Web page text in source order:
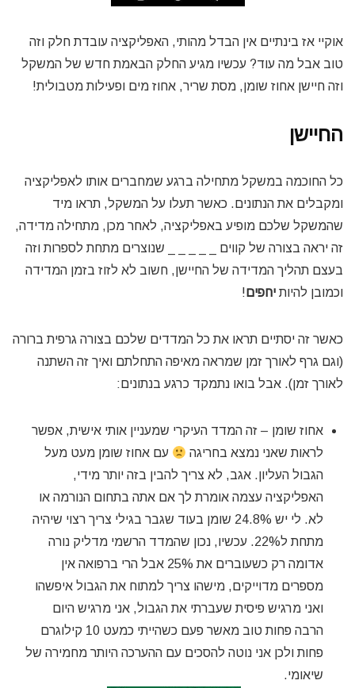
אוקיי אז בינתיים אין הבדל מהותי, האפליקציה עובדת חלק וזה
טוב אבל מה עוד? עכשיו מגיע החלק הבאמת חדש של המשקל
וזה חיישן אחוז שומן, מסת שריר, אחוז מים ופעילות מטבולית!
החיישן
כל החוכמה במשקל מתחילה ברגע שמחברים אותו לאפליקציה
ומקבלים את הנתונים. כאשר תעלו על המשקל, תראו מיד
שהמשקל שלכם מופיע באפליקציה, לאחר מכן, מתחילה מדידה,
זה יראה בצורה של קווים _ _ _ _ _ שנוצרים מתחת לספרות וזה
בעצם תהליך המדידה של החיישן, חשוב לא לזוז בזמן המדידה
וכמובן להיות יחפים!
כאשר זה יסתיים תראו את כל המדדים שלכם בצורה גרפית ברורה
(וגם גרף לאורך זמן שמראה מאיפה התחלתם ואיך זה השתנה
לאורך זמן). אבל בואו נתמקד כרגע בנתונים:
אחוז שומן – זה המדד העיקרי שמעניין אותי אישית, אפשר
לראות שאני נמצא בחריגה
עם אחוז שומן מעט מעל
הגבול העליון. אגב, לא צריך להבין בזה יותר מידי,
האפליקציה עצמה אומרת לך אם אתה בתחום הנורמה או
לא. לי יש 24.8% שומן בעוד שגבר בגילי צריך רצוי שיהיה
מתחת ל22%. עכשיו, נכון שהמדד הרשמי מדליק נורה
אדומה רק כשעוברים את 25% אבל הרי ברפואה אין
מספרים מדוייקים, מישהו צריך למתוח את הגבול איפשהו
ואני מרגיש פיסית שעברתי את הגבול, אני מרגיש היום
הרבה פחות טוב מאשר פעם כשהייתי כמעט 10 קילוגרם
פחות ולכן אני נוטה להסכים עם ההערכה היותר מחמירה של
שיאומי.